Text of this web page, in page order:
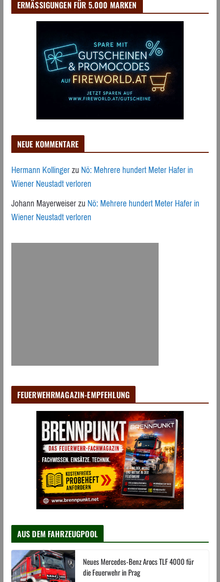
ERMÄSSIGUNGEN FÜR 5.000 MARKEN
NEUE KOMMENTARE
Hermann KollingerzuNö: Mehrere hundert Meter Hafer in
Wiener Neustadt verloren
Johann MayerweiserzuNö: Mehrere hundert Meter Hafer in
Wiener Neustadt verloren
FEUERWEHRMAGAZIN-EMPFEHLUNG
AUS DEM FAHRZEUGPOOL
Neues Mercedes-Benz Arocs TLF 4000 für
die Feuerwehr in Prag